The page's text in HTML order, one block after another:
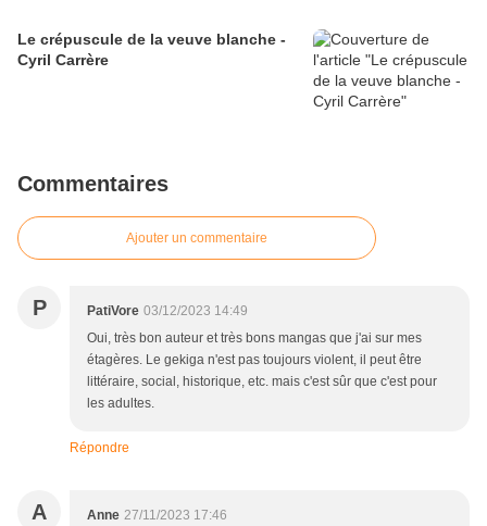
Le crépuscule de la veuve blanche -
Cyril Carrère
Commentaires
Ajouter un commentaire
P PatiVore 03/12/2023 14:49
Oui, très bon auteur et très bons mangas que j'ai sur mes
étagères. Le gekiga n'est pas toujours violent, il peut être
littéraire, social, historique, etc. mais c'est sûr que c'est pour
les adultes.
Répondre
A Anne 27/11/2023 17:46